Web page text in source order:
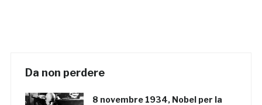
Da non perdere
8 novembre 1934, Nobel per la